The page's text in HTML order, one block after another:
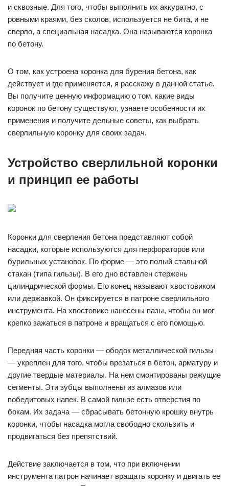
и сквозные. Для того, чтобы выполнить их аккуратно, с
ровными краями, без сколов, используется не бита, и не
сверло, а специальная насадка. Она называются коронка
по бетону.
О том, как устроена коронка для бурения бетона, как
действует и где применяется, я расскажу в данной статье.
Вы получите ценную информацию о том, какие виды
коронок по бетону существуют, узнаете особенности их
применения и получите дельные советы, как выбрать
сверлильную коронку для своих задач.
Устройство сверлильной коронки
и принцип ее работы
Коронки для сверления бетона представляют собой
насадки, которые используются для перфораторов или
бурильных установок. По форме — это полый стальной
стакан (типа гильзы). В его дно вставлен стержень
цилиндрической формы. Его конец называют хвостовиком
или державкой. Он фиксируется в патроне сверлильного
инструмента. На хвостовике нанесены пазы, чтобы он мог
крепко зажаться в патроне и вращаться с его помощью.
Передняя часть коронки — ободок металлической гильзы
— укреплен для того, чтобы врезаться в бетон, арматуру и
другие твердые материалы. На нем смонтированы режущие
сегменты. Эти зубцы выполнены из алмазов или
победитовых напек. В самой гильзе есть отверстия по
бокам. Их задача — сбрасывать бетонную крошку внутрь
коронки, чтобы насадка могла свободно скользить и
продвигаться без препятствий.
Действие заключается в том, что при включении
инструмента патрон начинает вращать коронку и двигать ее